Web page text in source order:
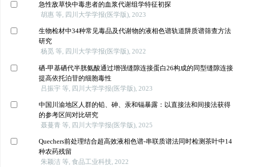
急性敌草快中毒患者的血浆代谢组学特征初探
胡惠 等, 四川大学学报(医学版), 2023
生物检材中34种常见毒品及代谢物的液相色谱轨道阱质谱筛查方法
研究
杨觅 等, 四川大学学报(医学版), 2022
硒-甲基硒代半胱氨酸通过增强缝隙连接蛋白26构成的同型缝隙连接
提高依托泊苷的细胞毒性
吕振宇 等, 四川大学学报(医学版), 2023
中国川渝地区人群的铅、砷、汞和镉暴露：以直接法和间接法获得
的参考区间对比研究
聂蔓青 等, 四川大学学报(医学版), 2025
Quechers前处理结合超高效液相色谱-串联质谱法同时检测茶叶中14
种农药残留
朱颖洁 等, 食品工业科技, 2022